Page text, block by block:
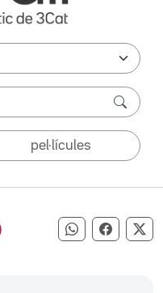
pel·lícules
Compartir